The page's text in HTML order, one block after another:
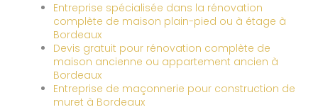
Entreprise spécialisée dans la rénovation
complète de maison plain-pied ou à étage à
Bordeaux
Devis gratuit pour rénovation complète de
maison ancienne ou appartement ancien à
Bordeaux
Entreprise de maçonnerie pour construction de
muret à Bordeaux